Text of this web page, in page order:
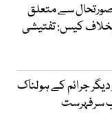
سے متعلق
کیس: تفتیشی
جرائم کے ہولناک
سرفہرست